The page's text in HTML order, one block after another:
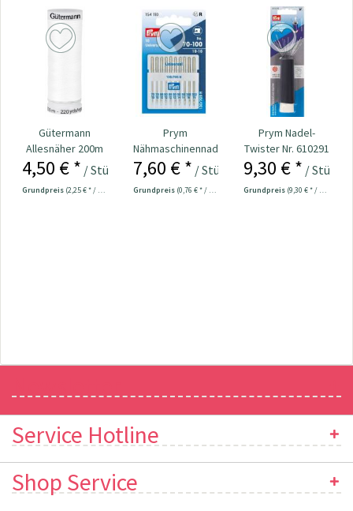
Gütermann
Allesnäher 200m
Fb. 800 - weiß
4,50 € * / Stück
Grundpreis (2,25 € * / 100 Meter)
Prym
Nähmaschinennadeln
130/705
Universal...
7,60 € * / Stück
Grundpreis (0,76 € * / 1 Stück)
Prym Nadel-
Twister Nr. 610291
9,30 € * / Stück
Grundpreis (9,30 € * / 1 Stück)
Service Hotline
Shop Service